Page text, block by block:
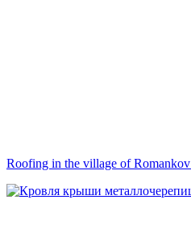
Roofing in the village of Romankov